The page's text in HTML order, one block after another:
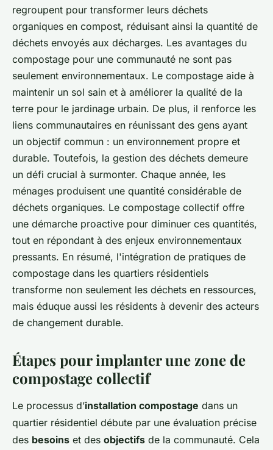
regroupent pour transformer leurs déchets
organiques en compost, réduisant ainsi la quantité de
déchets envoyés aux décharges. Les avantages du
compostage pour une communauté ne sont pas
seulement environnementaux. Le compostage aide à
maintenir un sol sain et à améliorer la qualité de la
terre pour le jardinage urbain. De plus, il renforce les
liens communautaires en réunissant des gens ayant
un objectif commun : un environnement propre et
durable. Toutefois, la gestion des déchets demeure
un défi crucial à surmonter. Chaque année, les
ménages produisent une quantité considérable de
déchets organiques. Le compostage collectif offre
une démarche proactive pour diminuer ces quantités,
tout en répondant à des enjeux environnementaux
pressants. En résumé, l'intégration de pratiques de
compostage dans les quartiers résidentiels
transforme non seulement les déchets en ressources,
mais éduque aussi les résidents à devenir des acteurs
de changement durable.
Étapes pour implanter une zone de
compostage collectif
Le processus d’installation compostage dans un
quartier résidentiel débute par une évaluation précise
des besoins et des objectifs de la communauté. Cela